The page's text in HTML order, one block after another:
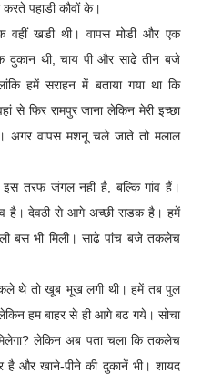
करते पहाडी कौवों के।
खडी थी। वापस मोडी और एक
दुकान थी, चाय पी और साढे तीन बजे
हमें सराहन में बताया गया था कि
से फिर रामपुर जाना लेकिन मेरी इच्छा
वापस मशनू चले जाते तो मलाल
इस तरफ जंगल नहीं है, बल्कि गांव हैं।
है। देवठी से आगे अच्छी सडक है। हमें
बस भी मिली। साढे पांच बजे तकलेच
थे तो खूब भूख लगी थी। हमें तब पुल
हम बाहर से ही आगे बढ गये। सोचा
लेकिन अब पता चला कि तकलेच
है और खाने-पीने की दुकानें भी। शायद